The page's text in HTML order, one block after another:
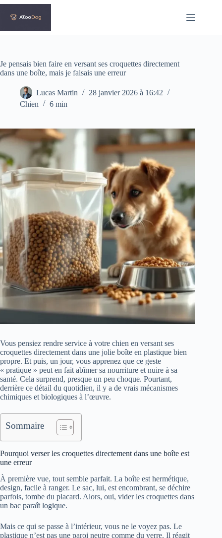
Passer
contenu
Je pensais bien faire en versant ses croquettes directement
dans une boîte, mais je faisais une erreur
Lucas Martin
28 janvier 2026 à 16:42
Chien
6 min
Vous pensiez rendre service à votre chien en versant ses
croquettes directement dans une jolie boîte en plastique bien
propre. Et puis, un jour, vous apprenez que ce geste
« pratique » peut en fait abîmer sa nourriture et nuire à sa
santé. Cela surprend, presque un peu choque. Pourtant,
derrière ce détail du quotidien, il y a de vrais mécanismes
chimiques et biologiques à l’œuvre.
Sommaire
Pourquoi verser les croquettes directement dans une boîte est
une erreur
À première vue, tout semble parfait. La boîte est hermétique,
design, facile à ranger. Le sac, lui, est encombrant, se déchire
parfois, tombe du placard. Alors, oui, vider les croquettes dans
un bac paraît logique.
Mais ce qui se passe à l’intérieur, vous ne le voyez pas. Le
plastique n’est pas une paroi neutre comme du verre. Il réagit